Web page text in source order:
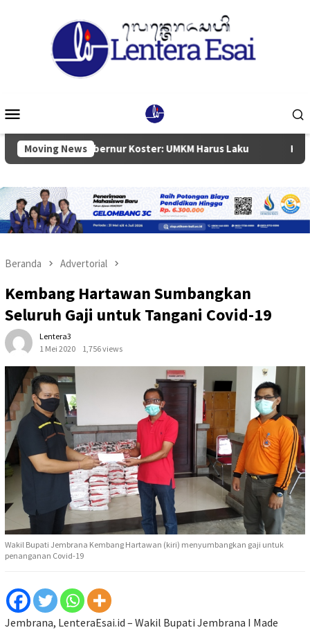
Mobile
Moving News
Gubernur Koster: UMKM Harus Laku Ketua DPRD
Beranda Advertorial
Kembang Hartawan Sumbangkan
Seluruh Gaji untuk Tangani Covid-19
Lentera3
1 Mei 2020
1,756 views
Wakil Bupati Jembrana Kembang Hartawan (kiri) menyumbangkan gaji untuk
penanganan Covid-19
Jembrana, LenteraEsai.id – Wakil Bupati Jembrana I Made